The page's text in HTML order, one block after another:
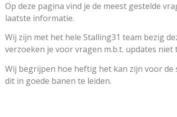
Op deze pagina vind je de meest gestelde
laatste informatie.
Wij zijn met het hele Stalling31 team bezig
verzoeken je voor vragen m.b.t. updates
Wij begrijpen hoe heftig het kan zijn voor de
dit in goede banen te leiden.